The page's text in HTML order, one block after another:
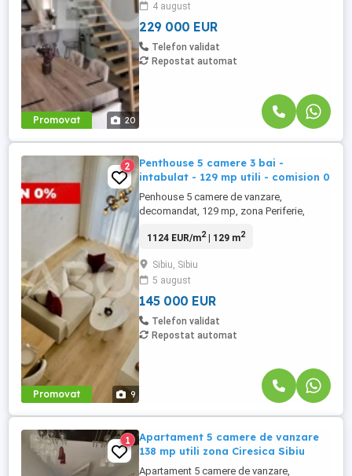
Promovat 20
confort de care ai nevoie. Avantaje majore
ale acestui apartament: • Cartier ...
4 august
229 000 EUR
Telefon validat
Repostat automat
Promovat 9
2
Penthouse 5 camere 3 bai -
intabulat - 129 mp utili - comision 0
Penhouse 5 camere de vanzare,
decomandat, 129 mp, zona Periferie,
acestui penthouse: • Un loc de parcare
Pretabil investitie sigura • Parcare extra
pentru vizitatori • Locatie ferita de ...
1124 EUR/m2| 129 m2
Sibiu, Sibiu
5 august
145 000 EUR
Telefon validat
Repostat automat
1
Apartament 5 camere de vanzare
138 mp utili zona Ciresica Sibiu
Apartament 5 camere de vanzare,